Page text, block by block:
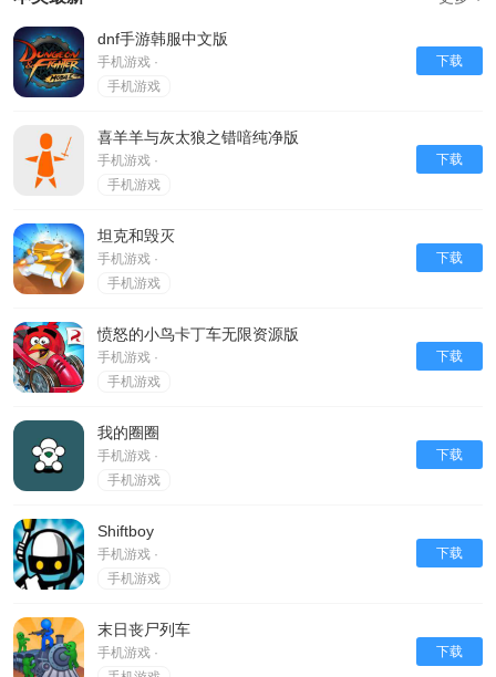
dnf手游韩服中文版
手机游戏 ·
手机游戏
下载
喜羊羊与灰太狼之错喑纯净版
手机游戏 ·
手机游戏
下载
坦克和毁灭
手机游戏 ·
手机游戏
下载
愤怒的小鸟卡丁车无限资源版
手机游戏 ·
手机游戏
下载
我的圈圈
手机游戏 ·
手机游戏
下载
Shiftboy
手机游戏 ·
手机游戏
下载
末日丧尸列车
手机游戏 ·
下载